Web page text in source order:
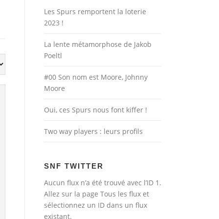
Les Spurs remportent la loterie
2023 !
La lente métamorphose de Jakob
Poeltl
#00 Son nom est Moore, Johnny
Moore
Oui, ces Spurs nous font kiffer !
Two way players : leurs profils
SNF TWITTER
Aucun flux n’a été trouvé avec l’ID 1.
Allez sur la page Tous les flux et
sélectionnez un ID dans un flux
existant.